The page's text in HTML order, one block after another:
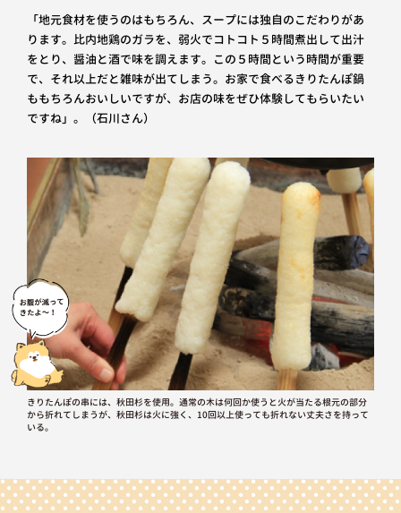
「地元食材を使うのはもちろん、スープには独自のこだわりがあ
ります。比内地鶏のガラを、弱火でコトコト５時間煮出して出汁
をとり、醤油と酒で味を調えます。この５時間という時間が重要
で、それ以上だと雑味が出てしまう。お家で食べるきりたんぽ鍋
ももちろんおいしいですが、お店の味をぜひ体験してもらいたい
ですね」。（石川さん）
きりたんぽの串には、秋田杉を使用。通常の木は何回か使うと火が当たる根元の部分
から折れてしまうが、秋田杉は火に強く、10回以上使っても折れない丈夫さを持って
いる。